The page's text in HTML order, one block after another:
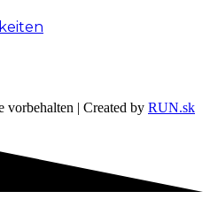
| Created by RUN.sk